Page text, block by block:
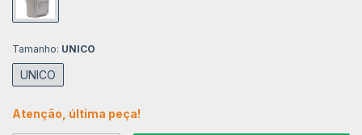
Tamanho: UNICO
UNICO
Atenção, última peça!